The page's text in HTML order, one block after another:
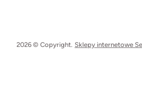
2026 © Copyright. Sklepy internetowe